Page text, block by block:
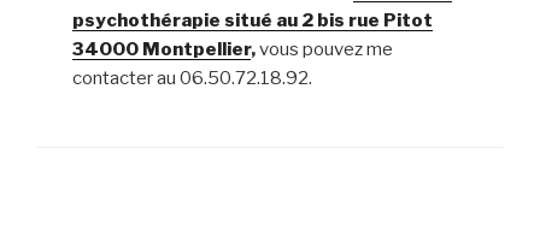
psychothérapie situé au 2 bis rue Pitot
34000 Montpellier,vous pouvez me
contacter au 06.50.72.18.92.